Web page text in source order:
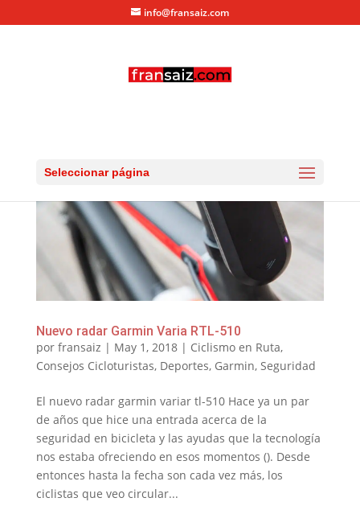
info@fransaiz.com
Seleccionar página
Nuevo radar Garmin Varia RTL-510
por fransaiz | May 1, 2018| Ciclismo en Ruta,
Consejos Cicloturistas, Deportes, Garmin, Seguridad
El nuevo radar garmin variar tl-510 Hace ya un par
de años que hice una entrada acerca de la
seguridad en bicicleta y las ayudas que la tecnología
nos estaba ofreciendo en esos momentos (). Desde
entonces hasta la fecha son cada vez más, los
ciclistas que veo circular...